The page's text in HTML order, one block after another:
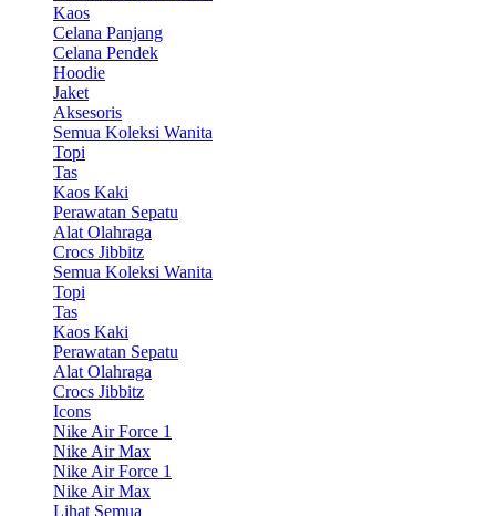
Kaos
Celana Panjang
Celana Pendek
Hoodie
Jaket
Aksesoris
Semua Koleksi Wanita
Topi
Tas
Kaos Kaki
Perawatan Sepatu
Alat Olahraga
Crocs Jibbitz
Semua Koleksi Wanita
Topi
Tas
Kaos Kaki
Perawatan Sepatu
Alat Olahraga
Crocs Jibbitz
Icons
Nike Air Force 1
Nike Air Max
Nike Air Force 1
Nike Air Max
Lihat Semua